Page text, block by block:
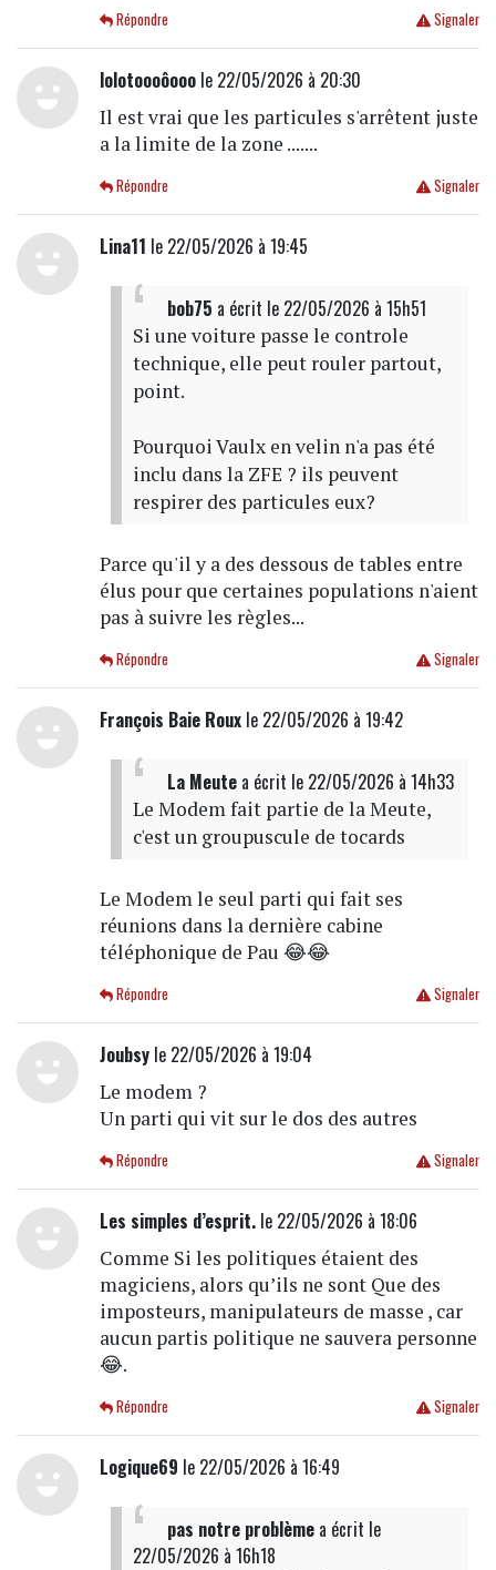
Signaler
Répondre
lolotoooôooole 22/05/2026 à 20:30
Il est vrai que les particules s'arrêtent juste
a la limite de la zone .......
Signaler
Répondre
Lina11 le 22/05/2026 à 19:45
bob75 a écrit le 22/05/2026 à 15h51
Si une voiture passe le controle
technique, elle peut rouler partout,
point.
Pourquoi Vaulx en velin n'a pas été
inclu dans la ZFE ? ils peuvent
respirer des particules eux?
Parce qu'il y a des dessous de tables entre
élus pour que certaines populations n'aient
pas à suivre les règles...
Signaler
Répondre
François Baie Rouxle 22/05/2026 à 19:42
La Meutea écrit le 22/05/2026 à 14h33
Le Modem fait partie de la Meute,
c'est un groupuscule de tocards
Le Modem le seul parti qui fait ses
réunions dans la dernière cabine
téléphonique de Pau 😂😂
Signaler
Répondre
Joubsyle 22/05/2026 à 19:04
Le modem ?
Un parti qui vit sur le dos des autres
Signaler
Répondre
Les simples d’esprit.le 22/05/2026 à 18:06
Comme Si les politiques étaient des
magiciens, alors qu’ils ne sont Que des
imposteurs, manipulateurs de masse , car
aucun partis politique ne sauvera personne
😂.
Signaler
Répondre
Logique69 le 22/05/2026 à 16:49
pas notre problèmea écrit le
22/05/2026 à 16h18